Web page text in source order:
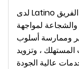
لدى Latino فريق عالي الجودة من المواهب. أعضاء الفريق
والشجاعة لمواجهة
وممارسة أسلوب
، وتزويد